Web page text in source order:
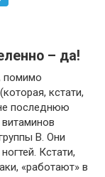
– да!
помимо
кстати,
последнюю
В. Они
Кстати,
«работают» в